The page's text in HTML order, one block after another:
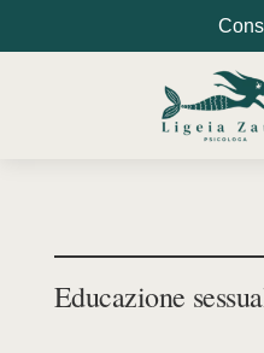
Educazione